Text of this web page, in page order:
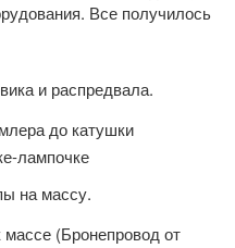
Все получилось
и распредвала.
до катушки
лампочке
на массу.
(Бронепровод от